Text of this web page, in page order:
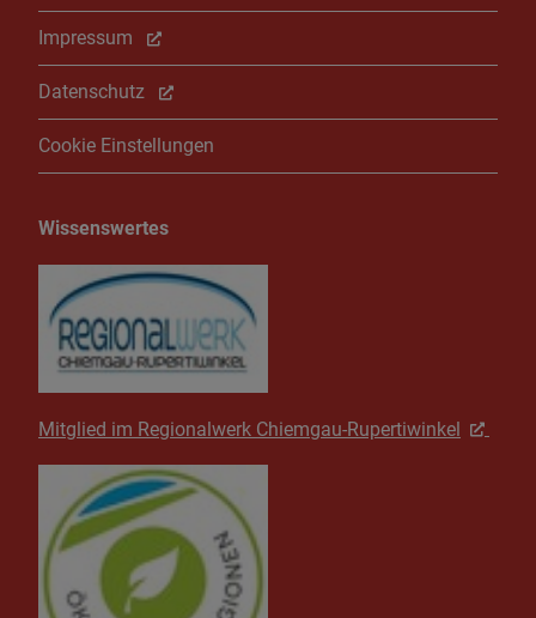
Impressum
Datenschutz
Cookie Einstellungen
Wissenswertes
Mitglied im Regionalwerk Chiemgau-Rupertiwinkel